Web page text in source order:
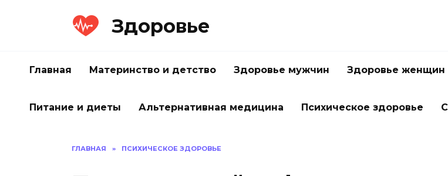
Здоровье
Главная Материнство и детство Здоровье мужчин Здоровье женщин
Питание и диеты Альтернативная медицина Психическое здоровье
ГЛАВНАЯ » ПСИХИЧЕСКОЕ ЗДОРОВЬЕ